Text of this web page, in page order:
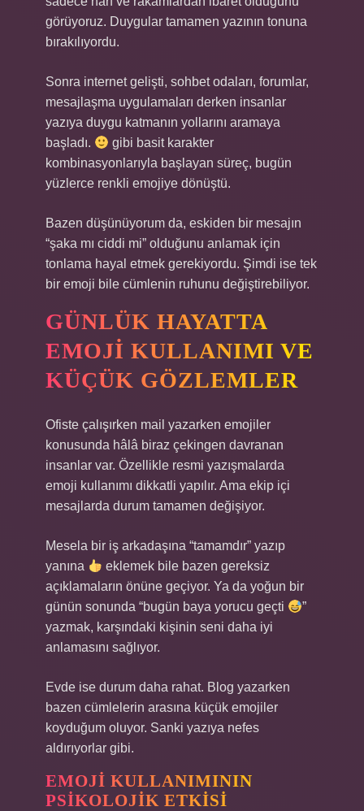
görüyoruz. Duygular tamamen yazının tonuna
bırakılıyordu.
Sonra internet gelişti, sohbet odaları, forumlar,
mesajlaşma uygulamaları derken insanlar
yazıya duygu katmanın yollarını aramaya
başladı.
gibi basit karakter
kombinasyonlarıyla başlayan süreç, bugün
yüzlerce renkli emojiye dönüştü.
Bazen düşünüyorum da, eskiden bir mesajın
“şaka mı ciddi mi” olduğunu anlamak için
tonlama hayal etmek gerekiyordu. Şimdi ise tek
bir emoji bile cümlenin ruhunu değiştirebiliyor.
GÜNLÜK HAYATTA
EMOJI KULLANIMI VE
KÜÇÜK GÖZLEMLER
Ofiste çalışırken mail yazarken emojiler
konusunda hâlâ biraz çekingen davranan
insanlar var. Özellikle resmi yazışmalarda
emoji kullanımı dikkatli yapılır. Ama ekip içi
mesajlarda durum tamamen değişiyor.
Mesela bir iş arkadaşına “tamamdır” yazıp
yanına
eklemek bile bazen gereksiz
açıklamaların önüne geçiyor. Ya da yoğun bir
günün sonunda “bugün baya yorucu geçti
”
yazmak, karşındaki kişinin seni daha iyi
anlamasını sağlıyor.
Evde ise durum daha rahat. Blog yazarken
bazen cümlelerin arasına küçük emojiler
koyduğum oluyor. Sanki yazıya nefes
aldırıyorlar gibi.
EMOJI KULLANIMININ
PSIKOLOJIK ETKISI